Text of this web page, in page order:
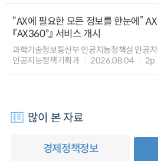
“AX에 필요한 모든 정보를 한눈에”
『AX360°』 서비스 개시
과학기술정보통신부 인공지능정책실 인공
인공지능정책기획과
2026.08.04 2p
많이 본 자료
경제정책정보